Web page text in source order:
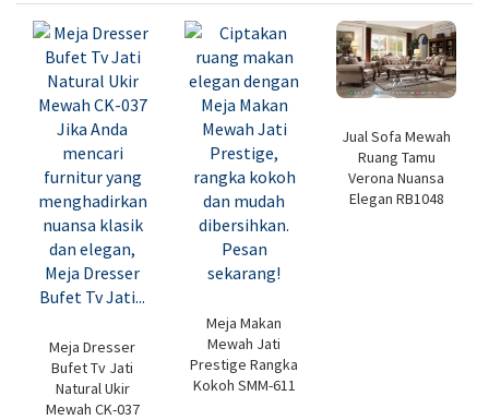
Meja Dresser
Bufet Tv Jati
Natural Ukir
Mewah CK-037
Meja Makan
Mewah Jati
Prestige Rangka
Kokoh SMM-611
Jual Sofa Mewah
Ruang Tamu
Verona Nuansa
Elegan RB1048